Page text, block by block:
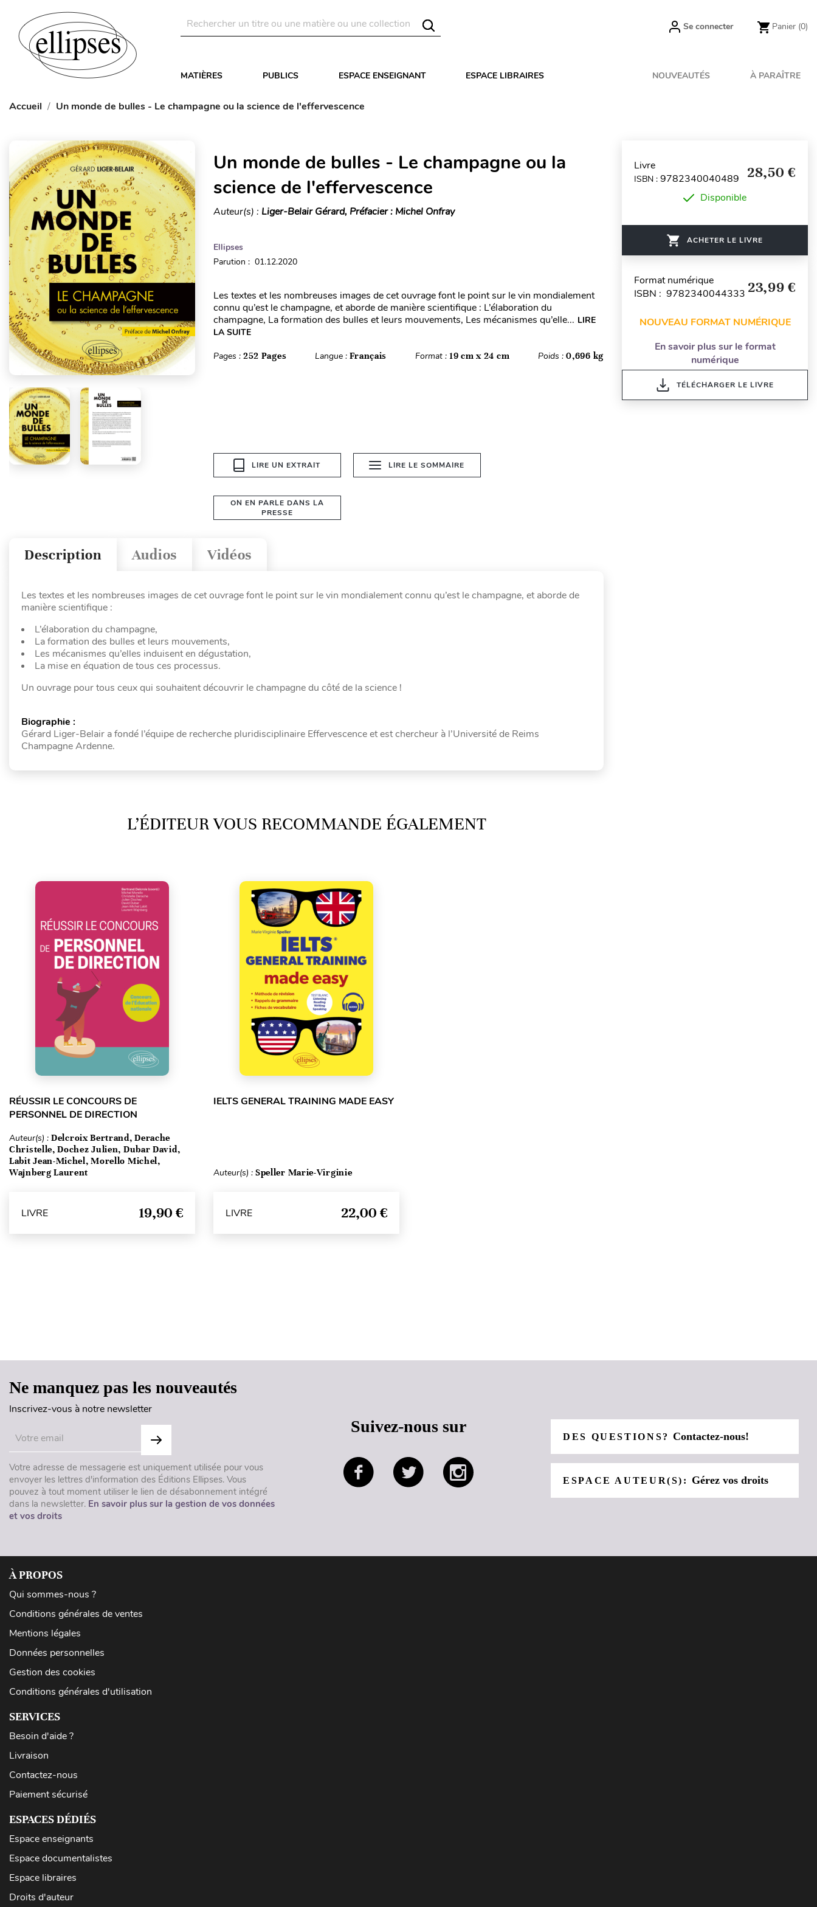
Se connecter Panier (0)
MATIÈRES PUBLICS ESPACE ENSEIGNANT ESPACE LIBRAIRES NOUVEAUTÉS À PARAÎTRE
Accueil Un monde de bulles - Le champagne ou la science de l'effervescence
Un monde de bulles - Le champagne ou la
science de l'effervescence
Auteur(s) : Liger-Belair Gérard, Préfacier : Michel Onfray
Ellipses
Parution : 01.12.2020
Les textes et les nombreuses images de cet ouvrage font le point sur le vin mondialement
connu qu’est le champagne, et aborde de manière scientifique : L’élaboration du
champagne, La formation des bulles et leurs mouvements, Les mécanismes qu’elle... LIRE
LA SUITE
Pages : 252 Pages Langue :Français Format :19 cm x 24 cm Poids :0,696 kg
LIRE UN EXTRAIT LIRE LE SOMMAIRE
ON EN PARLE DANS LA
PRESSE
Vidéos
Audios
Description
Les textes et les nombreuses images de cet ouvrage font le point sur le vin mondialement connu qu’est le champagne, et aborde de
manière scientifique :
L’élaboration du champagne,
La formation des bulles et leurs mouvements,
Les mécanismes qu’elles induisent en dégustation,
La mise en équation de tous ces processus.
Un ouvrage pour tous ceux qui souhaitent découvrir le champagne du côté de la science !
Biographie :
Gérard Liger-Belair a fondé l’équipe de recherche pluridisciplinaire Effervescence et est chercheur à l’Université de Reims
Champagne Ardenne.
L’ÉDITEUR VOUS RECOMMANDE ÉGALEMENT
RÉUSSIR LE CONCOURS DE
PERSONNEL DE DIRECTION
Auteur(s) : Delcroix Bertrand, Derache
Christelle, Dochez Julien, Dubar David,
Labit Jean-Michel, Morello Michel,
Wajnberg Laurent
LIVRE 19,90 €
IELTS GENERAL TRAINING MADE EASY
Auteur(s) : Speller Marie-Virginie
LIVRE 22,00 €
Livre
ISBN : 9782340040489 28,50 €
Disponible
ACHETER LE LIVRE
Format numérique
ISBN : 9782340044333 23,99 €
NOUVEAU FORMAT NUMÉRIQUE
En savoir plus sur le format
numérique
TÉLÉCHARGER LE LIVRE
Ne manquez pas les nouveautés
Inscrivez-vous à notre newsletter
Votre adresse de messagerie est uniquement utilisée pour vous
envoyer les lettres d'information des Éditions Ellipses. Vous
pouvez à tout moment utiliser le lien de désabonnement intégré
dans la newsletter. En savoir plus sur la gestion de vos données
et vos droits
Suivez-nous sur
DES QUESTIONS?Contactez-nous!
ESPACE AUTEUR(S): Gérez vos droits
À PROPOS
Qui sommes-nous ?
Conditions générales de ventes
Mentions légales
Données personnelles
Gestion des cookies
Conditions générales d'utilisation
SERVICES
Besoin d'aide ?
Livraison
Contactez-nous
Paiement sécurisé
ESPACES DÉDIÉS
Espace enseignants
Espace documentalistes
Espace libraires
Droits d'auteur